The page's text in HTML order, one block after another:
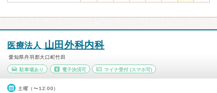
医療法人 山田外科内科
愛知県丹羽郡大口町竹田
駐車場あり 電子決済可 マイナ受付 (スマホ可)
土曜（〜12:00）